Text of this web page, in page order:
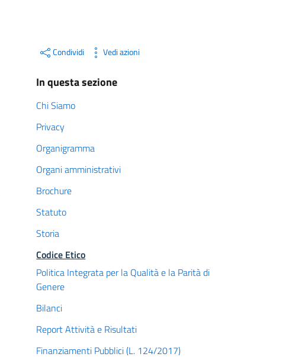
Condividi Vedi azioni
In questa sezione
Chi Siamo
Privacy
Organigramma
Organi amministrativi
Brochure
Statuto
Storia
Codice Etico
Politica Integrata per la Qualità e la Parità di
Genere
Bilanci
Report Attività e Risultati
Finanziamenti Pubblici (L. 124/2017)